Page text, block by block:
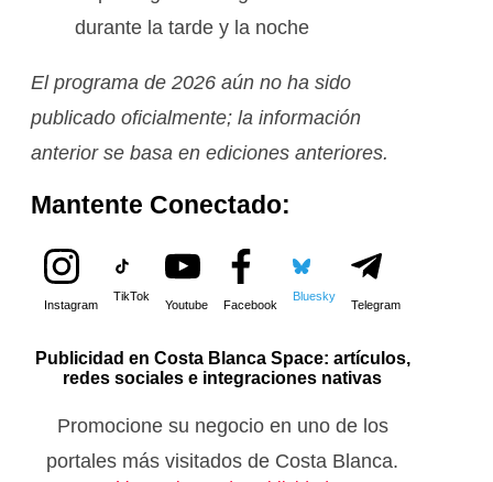
durante la tarde y la noche
El programa de 2026 aún no ha sido
publicado oficialmente; la información
anterior se basa en ediciones anteriores.
Mantente Conectado:
Instagram
TikTok
Youtube Facebook
Bluesky
Telegram
Publicidad en Costa Blanca Space: artículos,
redes sociales e integraciones nativas
Promocione su negocio en uno de los
portales más visitados de Costa Blanca.